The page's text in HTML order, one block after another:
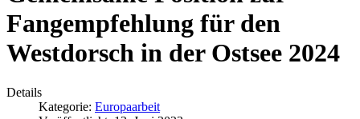
Fangempfehlung für den
Westdorsch in der Ostsee 2024
Details
Kategorie: Europaarbeit